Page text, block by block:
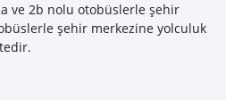
ve 2b nolu otobüslerle şehir
şehir merkezine yolculuk